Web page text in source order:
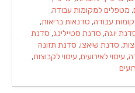
, מטפלים למקומות עבודה,
עבודה, סדנאות בריאות,
יוגה, סדנת סטיילינג, סדנת
, סדנת שיאצו, סדנת תזונה
, עיסוי לאירועים, עיסוי לקבוצות,